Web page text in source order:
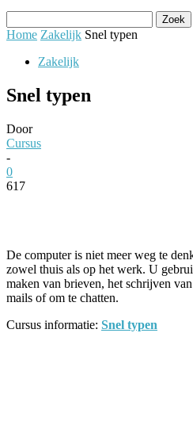
Home Zakelijk Snel typen
Zakelijk
Snel typen
Door
Cursus
-
0
617
De computer is niet meer weg te
zowel thuis als op het werk. U
maken van brieven, het schrijven
mails of om te chatten.
Cursus informatie: Snel typen